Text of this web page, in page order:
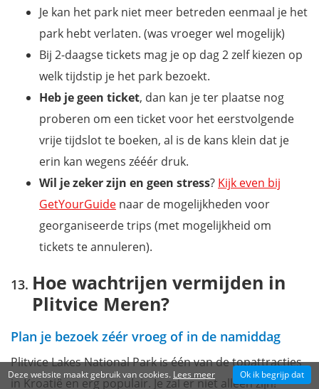
Je kan het park niet meer betreden eenmaal je het
park hebt verlaten. (was vroeger wel mogelijk)
Bij 2-daagse tickets mag je op dag 2 zelf kiezen op
welk tijdstip je het park bezoekt.
Heb je geen ticket, dan kan je ter plaatse nog
proberen om een ticket voor het eerstvolgende
vrije tijdslot te boeken, al is de kans klein dat je
erin kan wegens zééér druk.
Wil je zeker zijn en geen stress? Kijk even bij
GetYourGuide naar de mogelijkheden voor
georganiseerde trips (met mogelijkheid om
tickets te annuleren).
Hoe wachtrijen vermijden in
Plitvice Meren?
Plan je bezoek zéér vroeg of in de namiddag
Plitvice Lakes National Park is één van de topattracties
in Kroatië en erg populair. Je zal er niet alleen zijn!
Deze website maakt gebruik van cookies. Lees meer Ok ik begrijp dat